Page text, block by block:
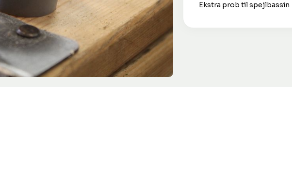
Ekstra prob til spejlbassin